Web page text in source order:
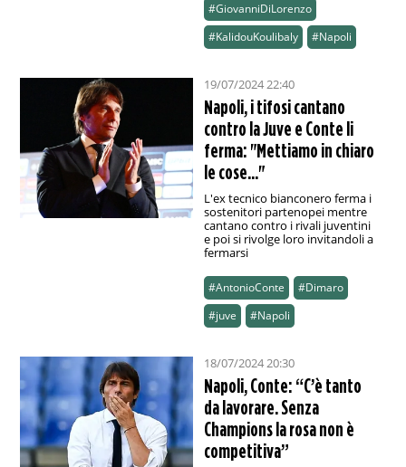
#GiovanniDiLorenzo
#KalidouKoulibaly
#Napoli
19/07/2024 22:40
Napoli, i tifosi cantano
contro la Juve e Conte li
ferma: "Mettiamo in chiaro
le cose..."
L'ex tecnico bianconero ferma i
sostenitori partenopei mentre
cantano contro i rivali juventini
e poi si rivolge loro invitandoli a
fermarsi
#AntonioConte
#Dimaro
#juve
#Napoli
18/07/2024 20:30
Napoli, Conte: “C’è tanto
da lavorare. Senza
Champions la rosa non è
competitiva”